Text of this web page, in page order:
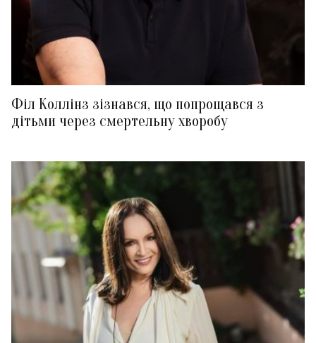
Філ Коллінз зізнався, що попрощався з
дітьми через смертельну хворобу